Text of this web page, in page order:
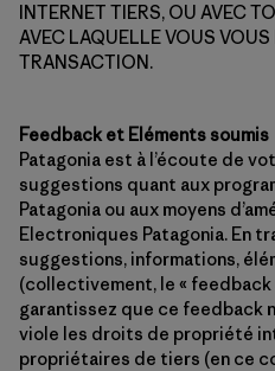
INTERNET TIERS, OU AVEC
AVEC LAQUELLE VOUS
TRANSACTION.
Feedback et Eléments soumis
Patagonia est à l’écoute de
suggestions quant aux
Patagonia ou aux moyens
Electroniques Patagonia. En
suggestions, informations,
(collectivement, le « feedback
garantissez que ce feedback
viole les droits de propriété
propriétaires de tiers (en ce